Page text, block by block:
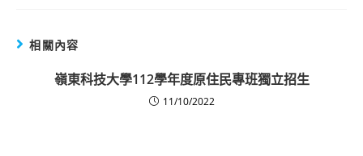
相關內容
嶺東科技大學112學年度原住民專班獨立招生
11/10/2022